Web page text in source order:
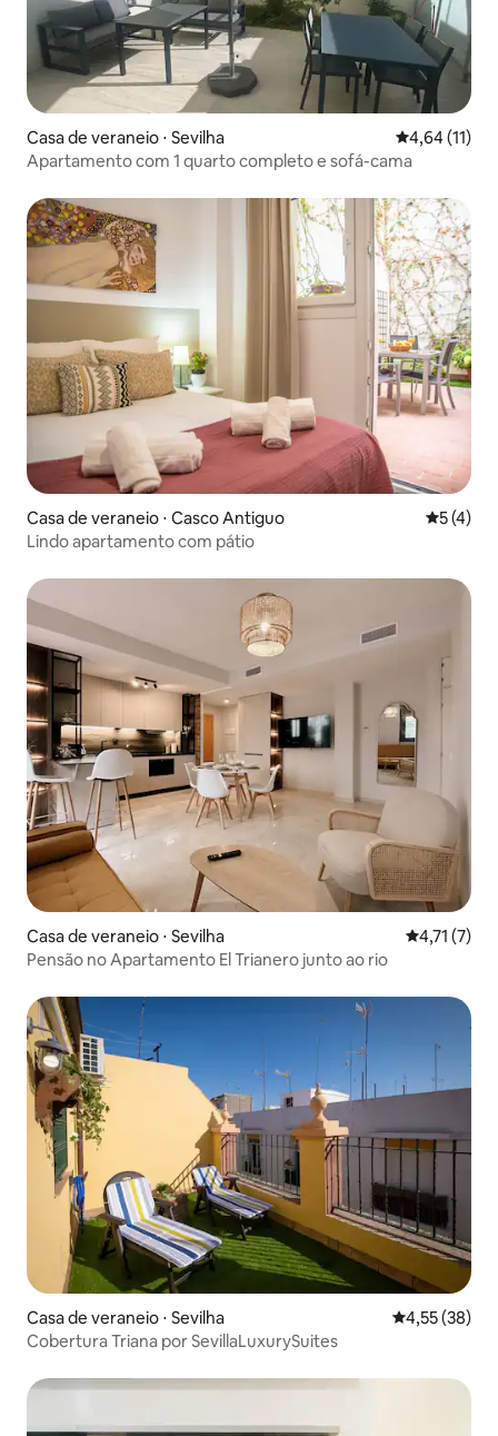
Casa de veraneio ⋅ Sevilha 4,64 de uma
4,64 (11)
Apartamento com 1 quarto completo e sofá-cama
Casa de veraneio ⋅ Casco Antiguo 5 de
5 (4)
Lindo apartamento com pátio
Casa de veraneio ⋅ Sevilha 4,71 de
4,71 (7)
Pensão no Apartamento El Trianero junto ao rio
Casa de veraneio ⋅ Sevilha 4,55 de uma
4,55 (38)
Cobertura Triana por SevillaLuxurySuites